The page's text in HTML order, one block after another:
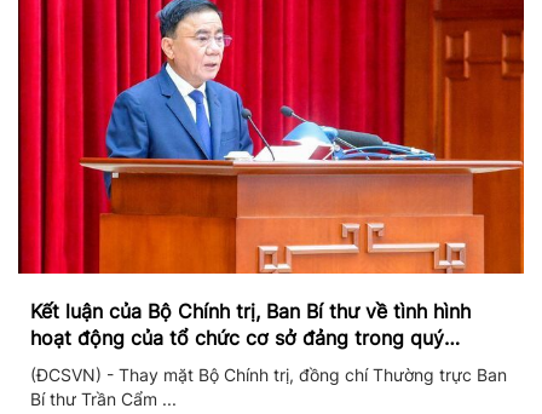
Kết luận của Bộ Chính trị, Ban Bí thư về tình hình
hoạt động của tổ chức cơ sở đảng trong quý
II/2026
(ĐCSVN) - Thay mặt Bộ Chính trị, đồng chí Thường trực Ban
Bí thư Trần Cẩm ...